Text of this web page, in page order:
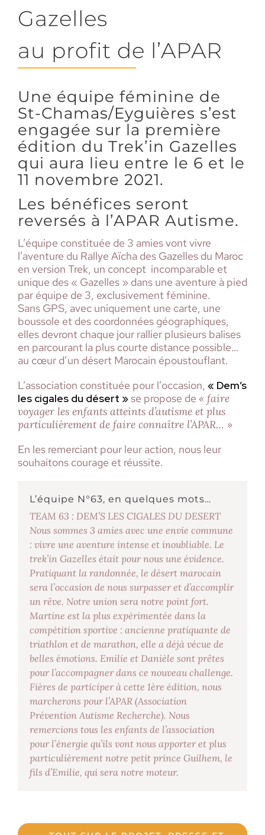
Gazelles
au profit de l’APAR
Une équipe féminine de
St-Chamas/Eyguières s’est
engagée sur la première
édition du Trek’in Gazelles
qui aura lieu entre le 6 et le
11 novembre 2021.
Les bénéfices seront
reversés à l’APAR Autisme.
L’équipe constituée de 3 amies vont vivre
l’aventure du Rallye Aïcha des Gazelles du Maroc
en version Trek, un concept incomparable et
unique des « Gazelles » dans une aventure à pied
par équipe de 3, exclusivement féminine.
Sans GPS, avec uniquement une carte, une
boussole et des coordonnées géographiques,
elles devront chaque jour rallier plusieurs balises
en parcourant la plus courte distance possible…
au cœur d’un désert Marocain époustouflant.
L’association constituée pour l’occasion, « Dem’s
les cigales du désert »se propose de « faire
voyager les enfants atteints d’autisme et plus
particulièrement de faire connaître l’APAR… »
En les remerciant pour leur action, nous leur
souhaitons courage et réussite.
L’équipe N°63, en quelques mots…
TEAM 63 : DEM’S LES CIGALES DU DESERT
Nous sommes 3 amies avec une envie commune
: vivre une aventure intense et inoubliable. Le
trek’in Gazelles était pour nous une évidence.
Pratiquant la randonnée, le désert marocain
sera l’occasion de nous surpasser et d’accomplir
un rêve. Notre union sera notre point fort.
Martine est la plus expérimentée dans la
compétition sportive : ancienne pratiquante de
triathlon et de marathon, elle a déjà vécue de
belles émotions. Emilie et Danièle sont prêtes
pour l’accompagner dans ce nouveau challenge.
Fières de participer à cette 1ère édition, nous
marcherons pour l’APAR (Association
Prévention Autisme Recherche). Nous
remercions tous les enfants de l’association
pour l’énergie qu’ils vont nous apporter et plus
particulièrement notre petit prince Guilhem, le
fils d’Emilie, qui sera notre moteur.